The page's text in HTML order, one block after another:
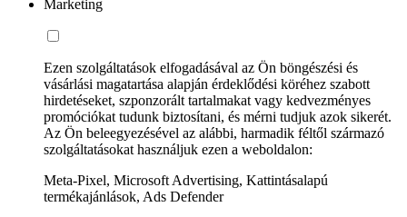
Marketing
Ezen szolgáltatások elfogadásával az Ön böngészési és
vásárlási magatartása alapján érdeklődési köréhez szabott
hirdetéseket, szponzorált tartalmakat vagy kedvezményes
promóciókat tudunk biztosítani, és mérni tudjuk azok sikerét.
Az Ön beleegyezésével az alábbi, harmadik féltől származó
szolgáltatásokat használjuk ezen a weboldalon:
Meta-Pixel, Microsoft Advertising, Kattintásalapú
termékajánlások, Ads Defender